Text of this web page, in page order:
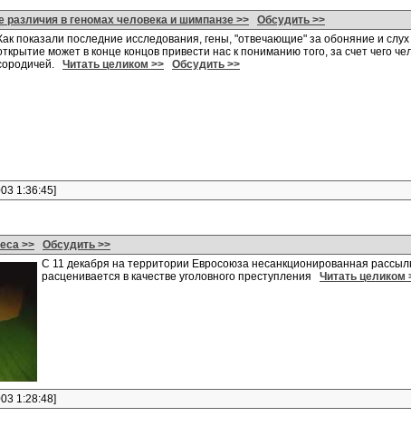
в геномах человека и шимпанзе >>
Обсудить >>
показали последние исследования, гены, "отвечающие" за обоняние и
может в конце концов привести нас к пониманию того, за счет чего
Читать целиком >> Обсудить >>
1:36:45]
>>
Обсудить >>
С 11 декабря на территории Евросоюза несанкционированная
расценивается в качестве уголовного преступления Читать целиком
1:28:48]